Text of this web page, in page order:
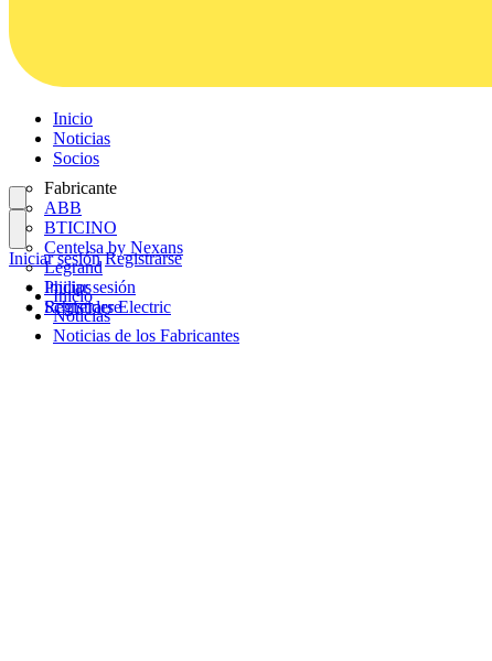
Inicio
Noticias
Socios
Fabricante
ABB
BTICINO
Centelsa by Nexans
Legrand
Philips
Schneider Electric
Iniciar sesión
Registrarse
Iniciar sesión Registrarse
Inicio
Noticias
Noticias de los Fabricantes